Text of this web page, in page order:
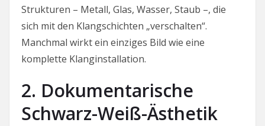
Strukturen – Metall, Glas, Wasser, Staub –, die
sich mit den Klangschichten „verschalten“.
Manchmal wirkt ein einziges Bild wie eine
komplette Klanginstallation.
2. Dokumentarische
Schwarz-Weiß-Ästhetik